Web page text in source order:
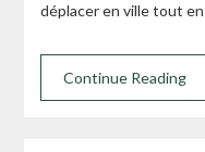
déplacer en ville tout
Continue Reading